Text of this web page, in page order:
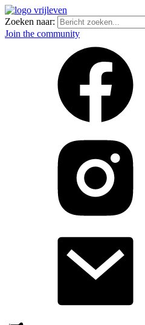
Zoeken naar:
Join the community